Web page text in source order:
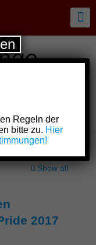
Show all
2017
Regeln der
bitte zu. Hier